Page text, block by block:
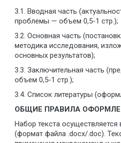
3.1. Вводная часть
проблемы — объем 0,5-1 стр.);
3.2. Основная часть
методика исследования,
основных результатов);
3.3. Заключительная часть
объем 0,5-1 стр.);
3.4. Список литературы
ОБЩИЕ ПРАВИЛА
Набор текста
(формат файла .docx/.doc).